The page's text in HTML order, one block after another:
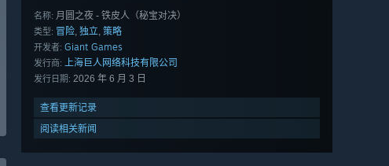
名称: 月圆之夜 - 铁皮人（秘宝对决）
类型: 冒险 独立 策略
开发者: Giant Games
发行商: 上海巨人网络科技有限公司
发行日期: 2026 年 6 月 3 日
查看更新记录
阅读相关新闻